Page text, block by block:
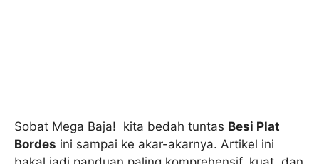
Sobat Mega Baja! kita bedah tuntas Besi Plat
Bordes ini sampai ke akar-akarnya. Artikel ini